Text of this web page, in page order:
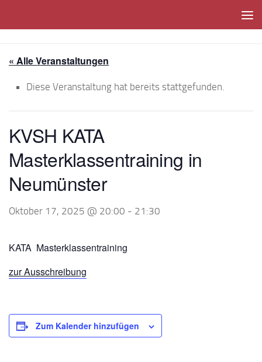
« Alle Veranstaltungen
Diese Veranstaltung hat bereits stattgefunden.
KVSH KATA
Masterklassentraining in
Neumünster
Oktober 17, 2025 @ 20:00 - 21:30
KATA Masterklassentraining
zur Ausschreibung
Zum Kalender hinzufügen